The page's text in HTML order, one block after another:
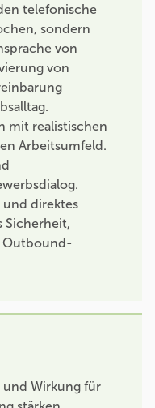
telefonische
sondern
von
von
mit realistischen
Arbeitsumfeld.
und direktes
Sicherheit,
Outbound-
und Wirkung für